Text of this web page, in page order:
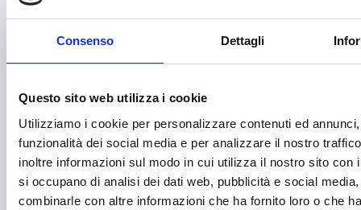
Consenso Dettagli
Questo sito web utilizza i cookie
Utilizziamo i cookie per personalizzare contenuti ed
funzionalità dei social media e per analizzare il nostro
inoltre informazioni sul modo in cui utilizza il nostro sito con
si occupano di analisi dei dati web, pubblicità e social
combinarle con altre informazioni che ha fornito loro o che
Manifestazioni culturali
Media e informazione
Migrazione e sviluppo
Mobile e arredo